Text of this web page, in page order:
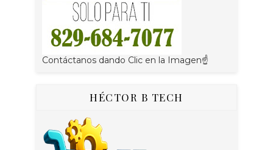
Contáctanos dando Clic en la Imagen☝
HÉCTOR B TECH